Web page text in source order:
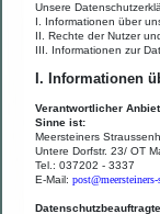
Unsere
I. Informationen über
II. Rechte der Nutzer
III. Informationen zur
I. Informationen
Verantwortlicher
Sinne ist:
Meersteiners
Untere Dorfstr. 23/ OT
Tel.: 037202 - 3337
E-Mail: